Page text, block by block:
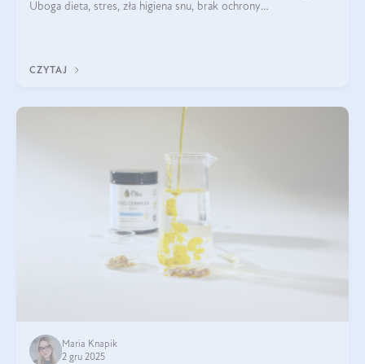
Uboga dieta, stres, zła higiena snu, brak ochrony
CZYTAJ
Maria Knapik
2 gru 2025